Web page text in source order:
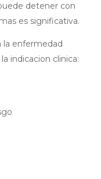
detener con
es significativa.
la enfermedad
indicacion clinica: